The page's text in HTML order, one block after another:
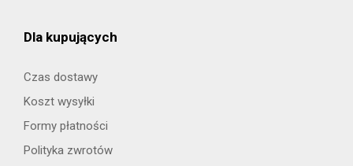
Dla kupujących
Czas dostawy
Koszt wysyłki
Formy płatności
Polityka zwrotów